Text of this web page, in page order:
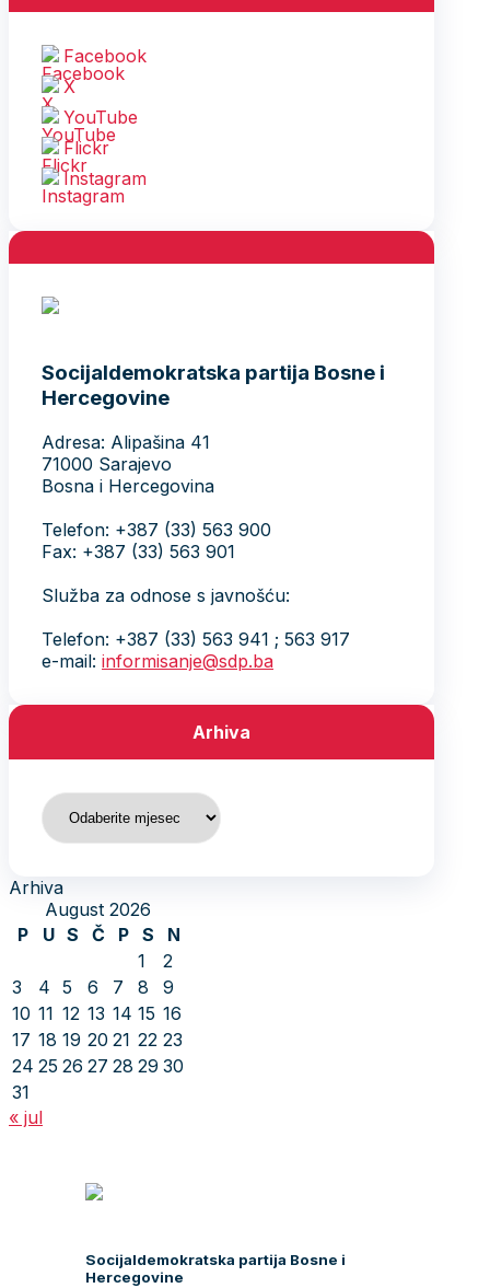
Facebook
X
YouTube
Flickr
Instagram
Socijaldemokratska partija Bosne i
Hercegovine
Adresa: Alipašina 41
71000 Sarajevo
Bosna i Hercegovina
Telefon: +387 (33) 563 900
Fax: +387 (33) 563 901
Služba za odnose s javnošću:
Telefon: +387 (33) 563 941 ; 563 917
e-mail: informisanje@sdp.ba
Arhiva
Arhiva
Arhiva
August 2026
P
U S Č P S
N
1
2
3
4 5 6 7 8
9
10 11 12 13 14 15 16
17 18 19 20 21 22 23
24 25 26 27 28 29 30
31
« jul
Socijaldemokratska partija Bosne i
Hercegovine